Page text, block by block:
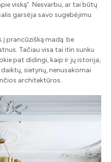
viską”. Nesvarbu, ar tai būtų
garsėja savo sugebėjimu
į prancūzišką madą: be
Tačiau visa tai itin sunku
pat didingi, kaip ir jų istorija,
sietynų, nenusakomai
architektūros.